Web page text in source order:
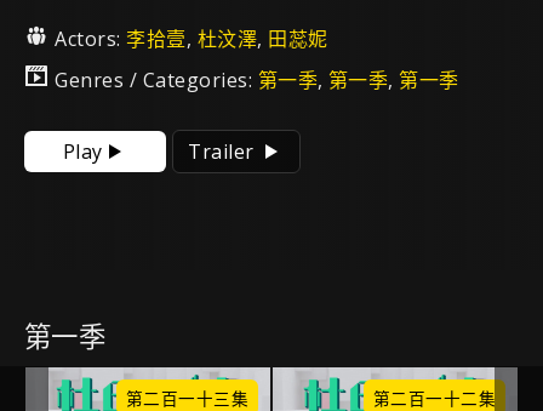
Actors:李拾壹, 杜汶澤, 田蕊妮
Genres / Categories: 第一季, 第一季, 第一季
Play Trailer
第一季
第二百一十三集 第二百一十二集